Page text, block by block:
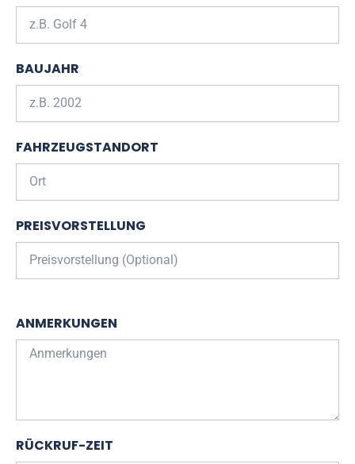
BAUJAHR
FAHRZEUGSTANDORT
PREISVORSTELLUNG
ANMERKUNGEN
RÜCKRUF-ZEIT